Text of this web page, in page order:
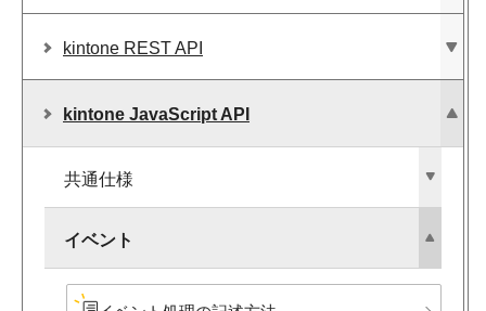
kintone REST API
kintone JavaScript API
共通仕様
イベント